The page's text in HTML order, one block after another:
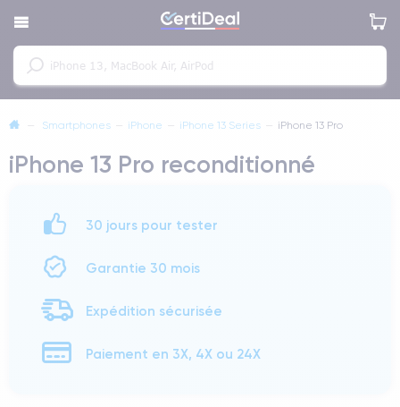
— Smartphones — iPhone — iPhone 13 Series — iPhone 13 Pro
iPhone 13 Pro reconditionné
30 jours pour tester
Garantie 30 mois
Expédition sécurisée
Paiement en 3X, 4X ou 24X